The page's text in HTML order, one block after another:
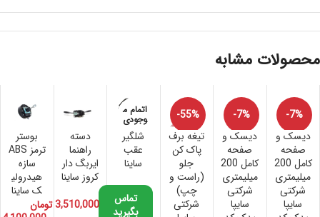
تمیز باقی بماند.
در رنگ‌ها و طرح‌های مختلفی تولید می‌شوند تا تنوع زیادی داشته باشند و باعث
جذاب‌تر شدن خودروسایناشوند.
لبه‌های بلندی دارند. این موضوع باعث می‌شود تا مایعات به راحتی از کنار
کفپوشبه کف خودرو نرسند.
تعویض کفپوش خودرو ساینا
متأسفانه امروزه اکثر شرکت‌های تولید کننده، کفپوش‌های بی کیفیت را روانه بازار
می‌کنند. این کفپوش‌ها دارای قیمتی ارزان هستند و ماندگاری زیادی ندارند. این
محصولات معمولاً تنها اجازه نمی‌دهند تا مواد نشت کنند و یا از سایش جلوگیری
می‌کنند.
محصولات مشابه
-7%
دیسک و
صفحه
کامل 200
میلیمتری
شرکتی
سایپا
-7%
دیسک و
صفحه
کامل 200
میلیمتری
شرکتی
سایپا
-55%
تیغه برف
پاک کن
جلو
(راست و
چپ)
شرکتی
اتمام م
وجودی
شلگیر
عقب
ساینا
تماس
بگیرید
دسته
راهنما
ایربگ دار
کروز ساینا
3,510,000تومان
بوستر
ترمز ABS
سازه
هیدرولی
ک ساینا